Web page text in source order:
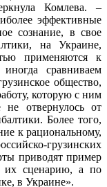
Комлева. –
эффективные
сознание, в свое
на Украине,
применяются к
сравниваем
общество,
которую с ним
не отвернулось от
Более того,
к рациональному,
грузинских
приводят пример
их сценарию, а по
в Украине».